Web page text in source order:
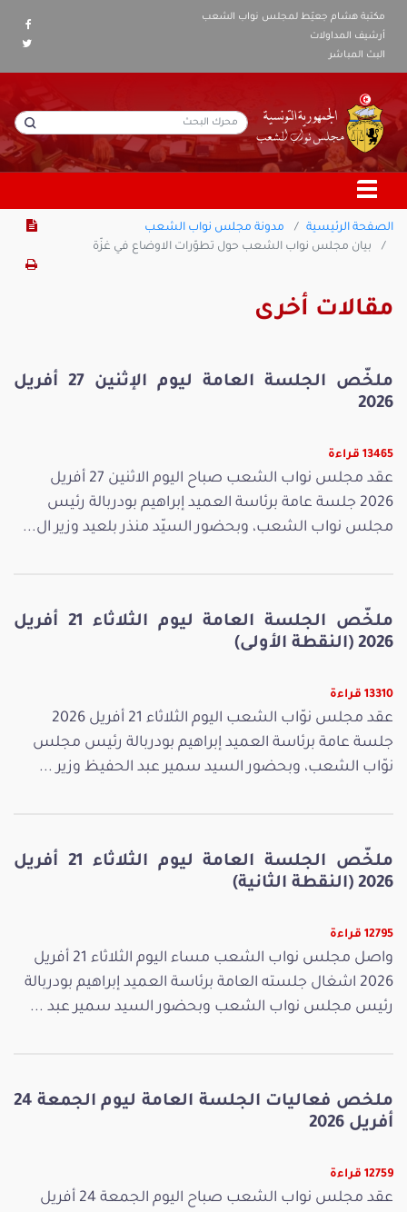
مكتبة هشام جعيّط لمجلس نواب الشعب
أرشيف المداولات
البث المباشر
الصفحة الرئيسية
مدونة مجلس نواب الشعب
بيان مجلس نواب الشعب حول تطوّرات الاوضاع في غزّة
مقالات أخرى
ملخّص الجلسة العامة ليوم الإثنين 27 أفريل
2026
13465 قراءة
عقد مجلس نواب الشعب صباح اليوم الاثنين 27 أفريل
2026 جلسة عامة برئاسة العميد إبراهيم بودربالة رئيس
مجلس نواب الشعب، وبحضور السيّد منذر بلعيد وزير ال...
ملخّص الجلسة العامة ليوم الثلاثاء 21 أفريل
2026 (النقطة الأولى)
13310 قراءة
عقد مجلس نوّاب الشعب اليوم الثلاثاء 21 أفريل 2026
جلسة عامة برئاسة العميد إبراهيم بودربالة رئيس مجلس
نوّاب الشعب، وبحضور السيد سمير عبد الحفيظ وزير ...
ملخّص الجلسة العامة ليوم الثلاثاء 21 أفريل
2026 (النقطة الثانية)
12795 قراءة
واصل مجلس نواب الشعب مساء اليوم الثلاثاء 21 أفريل
2026 اشغال جلسته العامة برئاسة العميد إبراهيم بودربالة
رئيس مجلس نواب الشعب وبحضور السيد سمير عبد ...
ملخص فعاليات الجلسة العامة ليوم الجمعة 24
أفريل 2026
12759 قراءة
عقد مجلس نواب الشعب صباح اليوم الجمعة 24 أفريل